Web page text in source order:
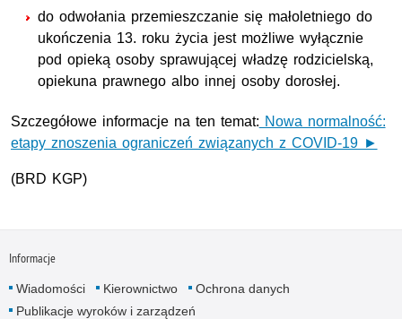
do odwołania przemieszczanie się małoletniego do
ukończenia 13. roku życia jest możliwe wyłącznie
pod opieką osoby sprawującej władzę rodzicielską,
opiekuna prawnego albo innej osoby dorosłej.
Szczegółowe informacje na ten temat: Nowa normalność:
etapy znoszenia ograniczeń związanych z COVID-19 ►
(BRD KGP)
Informacje
Wiadomości Kierownictwo
Ochrona danych
Publikacje wyroków i zarządzeń